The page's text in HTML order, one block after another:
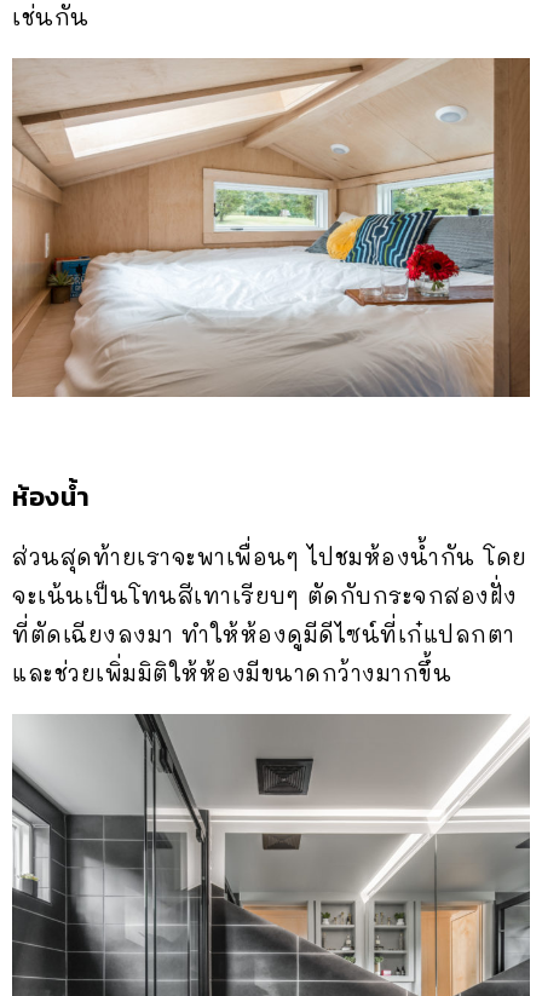
เช่นกัน
ห้องน้ำ
ส่วนสุดท้ายเราจะพาเพื่อนๆ ไปชมห้องน้ำกัน โดย
จะเน้นเป็นโทนสีเทาเรียบๆ ตัดกับกระจกสองฝั่ง
ที่ตัดเฉียงลงมา ทำให้ห้องดูมีดีไซน์ที่เก๋แปลกตา
และช่วยเพิ่มมิติให้ห้องมีขนาดกว้างมากขึ้น